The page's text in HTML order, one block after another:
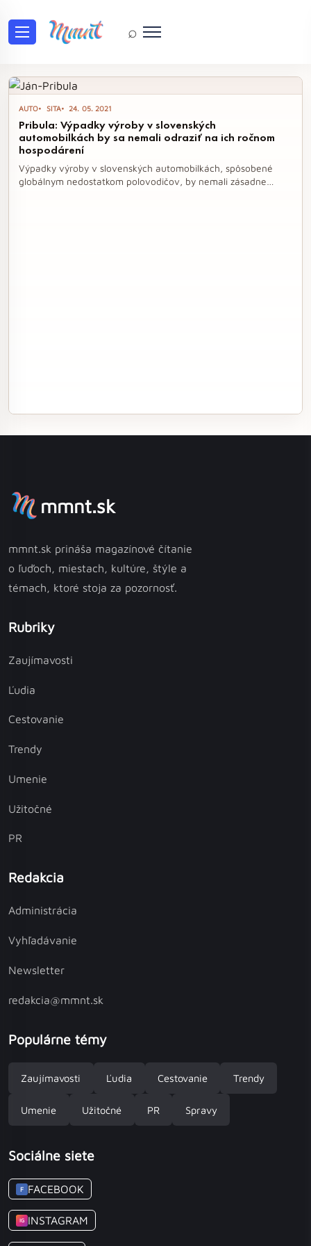
⌕
Tag: hospodárenie
AUTO SITA 24. 05. 2021
Pribula: Výpadky výroby v slovenských
automobilkách by sa nemali odraziť na ich ročnom
hospodárení
Výpadky výroby v slovenských automobilkách, spôsobené
globálnym nedostatkom polovodičov, by nemali zásadne
mmnt.sk
mmnt.sk prináša magazínové čítanie
o ľuďoch, miestach, kultúre, štýle a
témach, ktoré stoja za pozornosť.
Rubriky
Zaujímavosti
Ľudia
Cestovanie
Trendy
Umenie
Užitočné
PR
Redakcia
Administrácia
Vyhľadávanie
Newsletter
redakcia@mmnt.sk
Populárne témy
Zaujímavosti Ľudia Cestovanie Trendy
Umenie Užitočné PR Spravy
Sociálne siete
F FACEBOOK
IG INSTAGRAM